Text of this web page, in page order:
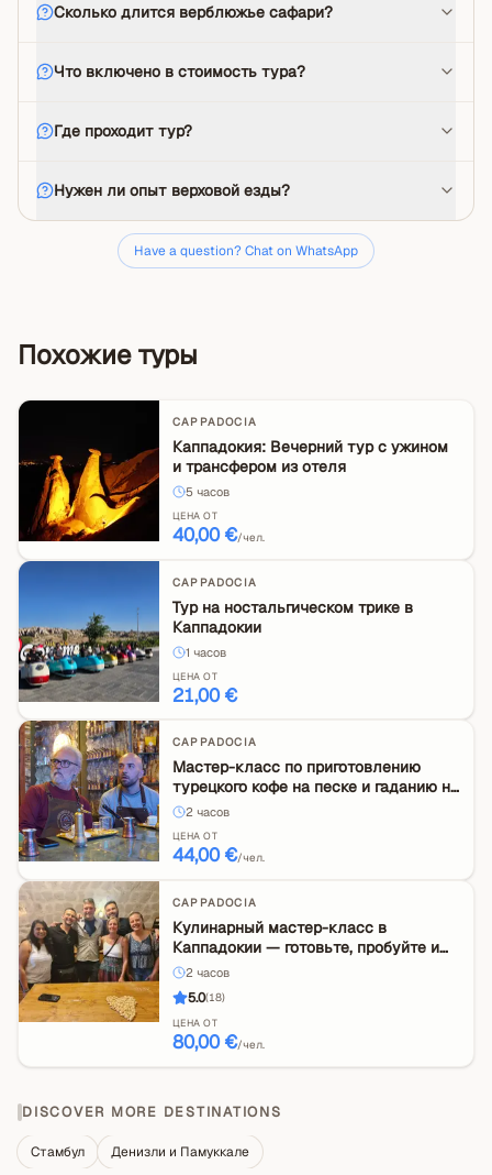
Сколько длится верблюжье сафари?
Что включено в стоимость тура?
Где проходит тур?
Нужен ли опыт верховой езды?
Have a question? Chat on WhatsApp
Похожие туры
CAPPADOCIA
Каппадокия: Вечерний тур с ужином
и трансфером из отеля
5 часов
ЦЕНА ОТ
40,00 €/чел.
CAPPADOCIA
Тур на ностальгическом трике в
Каппадокии
1 часов
ЦЕНА ОТ
21,00 €
CAPPADOCIA
Мастер-класс по приготовлению
турецкого кофе на песке и гаданию на
кофе в Каппадокии
2 часов
ЦЕНА ОТ
44,00 €/чел.
CAPPADOCIA
Кулинарный мастер-класс в
Каппадокии — готовьте, пробуйте и
откройте для себя местную жизнь
2 часов
5.0(18)
ЦЕНА ОТ
80,00 €/чел.
DISCOVER MORE DESTINATIONS
Стамбул Денизли и Памуккале